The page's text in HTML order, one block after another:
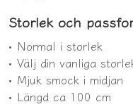
Storlek och
• Normal i storlek
• Välj din vanliga
• Mjuk smock i midjan
• Längd ca 100 cm